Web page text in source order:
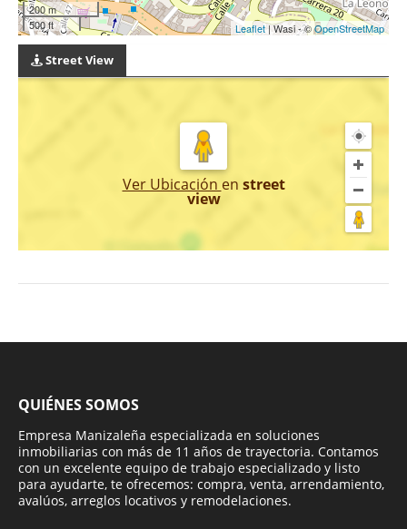
200 m
500 ft
Leaflet| Wasi - ©OpenStreetMap
Street View
Ver Ubicación en street
view
QUIÉNES SOMOS
Empresa Manizaleña especializada en soluciones
inmobiliarias con más de 11 años de trayectoria. Contamos
con un excelente equipo de trabajo especializado y listo
para ayudarte, te ofrecemos: compra, venta, arrendamiento,
avalúos, arreglos locativos y remodelaciones.